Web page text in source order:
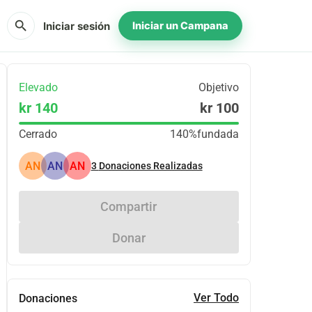
search Iniciar sesión Iniciar un Campana
Elevado Objetivo
kr 140 kr 100
Cerrado 140%fundada
AN AN AN 3 Donaciones Realizadas
Compartir
Donar
Donaciones Ver Todo